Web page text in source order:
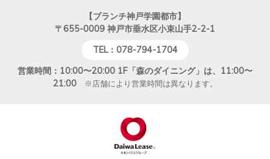
【ブランチ神戸学園都市】
〒655-0009 神戸市垂水区小束山手2-2-1
TEL：078-794-1704
営業時間：10:00〜20:00 1F「森のダイニング」は、11:00〜
21:00※店舗により営業時間は異なります。